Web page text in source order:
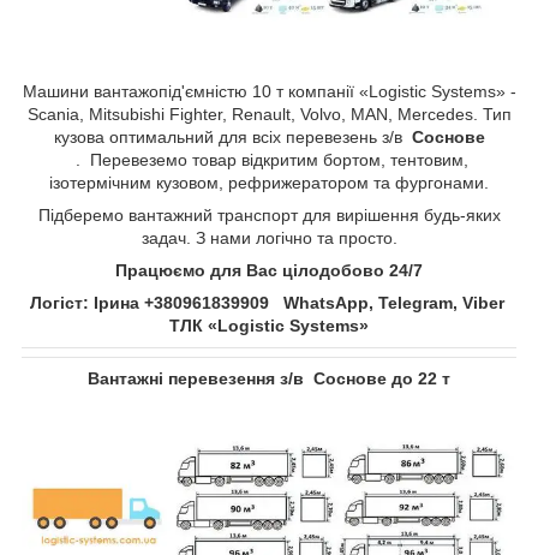
Машини вантажопід'ємністю 10 т компанії «Logistic Systems» -
Scania, Mitsubishi Fighter, Renault, Volvo, MAN, Mercedes. Тип
кузова оптимальний для всіх перевезень з/в Соснове​​​​​​​
. Перевеземо товар відкритим бортом, тентовим,
ізотермічним кузовом, рефрижератором та фургонами.
Підберемо вантажний транспорт для вирішення будь-яких
задач. З нами логічно та просто.
Працюємо для Вас цілодобово 24/7
Логіст: Ірина +380961839909 WhatsApp, Telegram, Viber
ТЛК «Logistic Systems»
Вантажні перевезення з/в Соснове​​​​​​​ до 22 т